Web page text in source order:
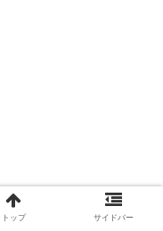
トップ サイドバー